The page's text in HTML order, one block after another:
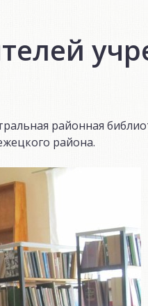
районная
района.